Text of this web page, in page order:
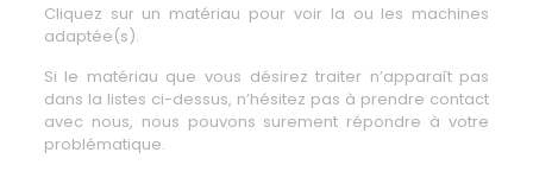
Cliquez sur un matériau pour voir la ou les machines
adaptée(s).
Si le matériau que vous désirez traiter n’apparaît pas
dans la listes ci-dessus, n’hésitez pas à prendre contact
avec nous, nous pouvons surement répondre à votre
problématique.